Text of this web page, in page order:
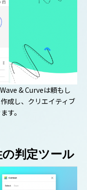
& Curveは頼もし
成し、クリエイティブ
す。
判定ツール